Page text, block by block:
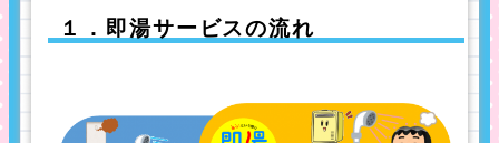
１．即湯サービスの流れ